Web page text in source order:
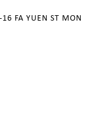
FA YUEN ST MON